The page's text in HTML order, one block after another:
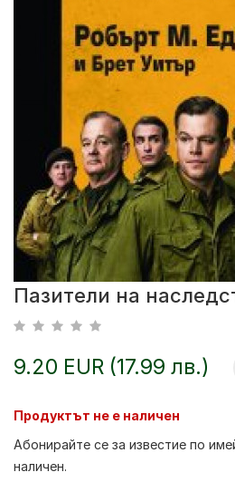
Пазители на
9.20 EUR (17.99 лв.)
Продуктът не е наличен
Абонирайте се за известие по
наличен.